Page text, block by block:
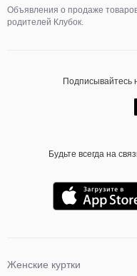
Объявления о продаже
родителей Клубок.
Подписывайтесь
Будьте всегда на
Женские куртки